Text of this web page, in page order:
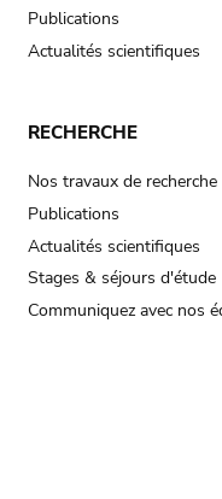
Publications
Actualités scientifiques
RECHERCHE
Nos travaux de recherche
Publications
Actualités scientifiques
Stages & séjours d'étude
Communiquez avec nos